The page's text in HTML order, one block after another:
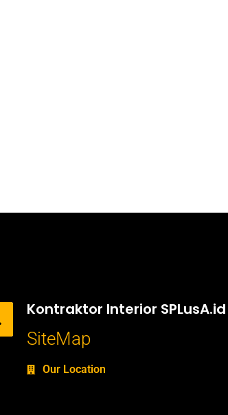
Kontraktor Interior SPLusA.id
SiteMap
Our Location